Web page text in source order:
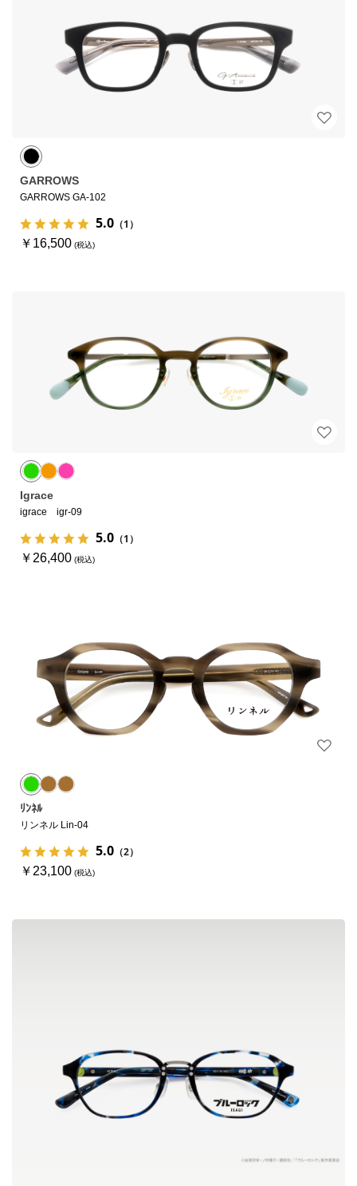
GARROWS
GARROWS GA-102
5.0 （1）
￥16,500
Igrace
igrace igr-09
5.0 （1）
￥26,400
ﾘﾝﾈﾙ
リンネル Lin-04
5.0 （2）
￥23,100